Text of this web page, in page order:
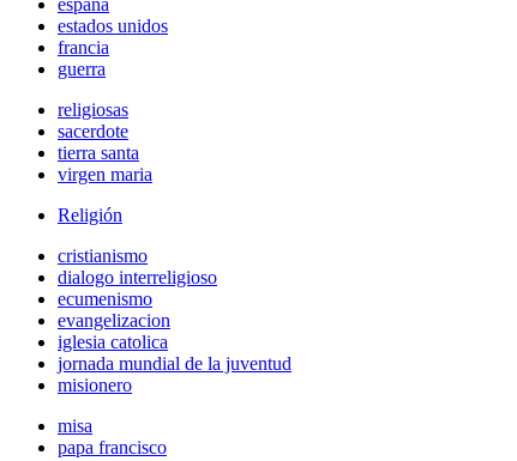
españa
estados unidos
francia
guerra
religiosas
sacerdote
tierra santa
virgen maria
Religión
cristianismo
dialogo interreligioso
ecumenismo
evangelizacion
iglesia catolica
jornada mundial de la juventud
misionero
misa
papa francisco